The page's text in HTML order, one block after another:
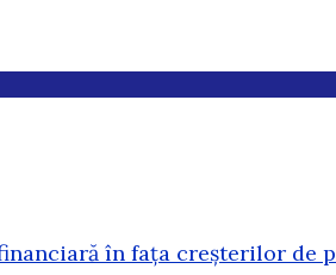
în fața creșterilor de